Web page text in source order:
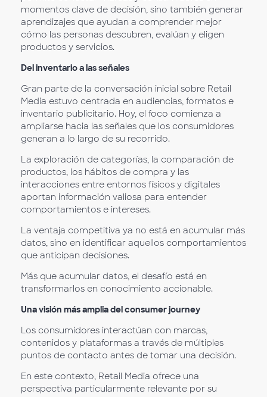
momentos clave de decisión, sino también generar
aprendizajes que ayudan a comprender mejor
cómo las personas descubren, evalúan y eligen
productos y servicios.
Del inventario a las señales
Gran parte de la conversación inicial sobre Retail
Media estuvo centrada en audiencias, formatos e
inventario publicitario. Hoy, el foco comienza a
ampliarse hacia las señales que los consumidores
generan a lo largo de su recorrido.
La exploración de categorías, la comparación de
productos, los hábitos de compra y las
interacciones entre entornos físicos y digitales
aportan información valiosa para entender
comportamientos e intereses.
La ventaja competitiva ya no está en acumular más
datos, sino en identificar aquellos comportamientos
que anticipan decisiones.
Más que acumular datos, el desafío está en
transformarlos en conocimiento accionable.
Una visión más amplia del consumer journey
Los consumidores interactúan con marcas,
contenidos y plataformas a través de múltiples
puntos de contacto antes de tomar una decisión.
En este contexto, Retail Media ofrece una
perspectiva particularmente relevante por su